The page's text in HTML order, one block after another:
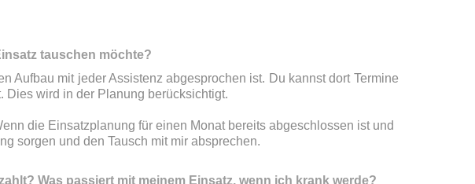
tauschen möchte?
Aufbau mit jeder Assistenz abgesprochen ist. Du kannst dort Termine
wird in der Planung berücksichtigt.
die Einsatzplanung für einen Monat bereits abgeschlossen ist und
sorgen und den Tausch mit mir absprechen.
Was passiert mit meinem Einsatz, wenn ich krank werde?